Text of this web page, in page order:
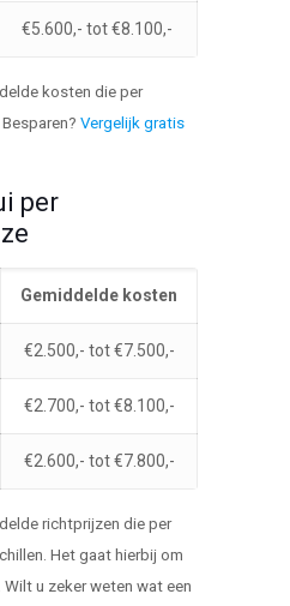
€5.600,- tot €8.100,-
kosten die per
Besparen?Vergelijk gratis
per
Gemiddelde kosten
€2.500,- tot €7.500,-
€2.700,- tot €8.100,-
€2.600,- tot €7.800,-
richtprijzen die per
Het gaat hierbij om
u zeker weten wat een